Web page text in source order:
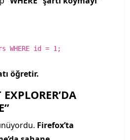
WHERE id = 1 ;
öğretir.
Firefox’ta